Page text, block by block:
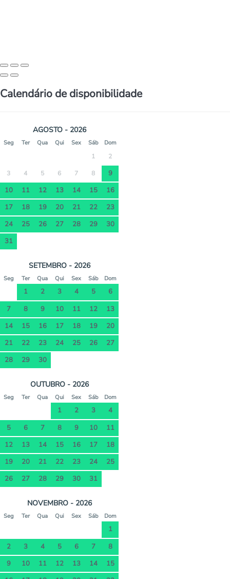
Calendário de disponibilidade
AGOSTO - 2026
Seg Ter Qua Qui Sex Sáb Dom
1 2
3 4 5 6 7 8
9
10
11 12 13 14 15
16
17
18 19 20 21 22
23
24
25 26 27 28 29
30
31
SETEMBRO - 2026
Seg Ter Qua Qui Sex Sáb Dom
1 2 3 4 5
6
7
8 9 10 11 12
13
14
15 16 17 18 19
20
21
22 23 24 25 26
27
28
29 30
OUTUBRO - 2026
Seg Ter Qua Qui Sex Sáb Dom
1 2 3
4
5
6 7 8 9 10
11
12
13 14 15 16 17
18
19
20 21 22 23 24
25
26
27 28 29 30 31
NOVEMBRO - 2026
Seg Ter Qua Qui Sex Sáb Dom
1
2
3 4 5 6 7
8
9
10 11 12 13 14
15